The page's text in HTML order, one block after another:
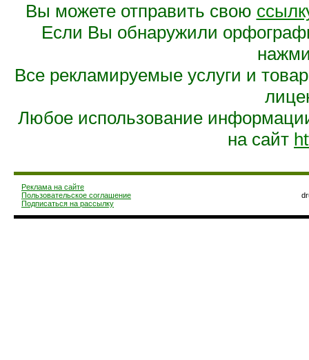
Вы можете отправить свою
Если Вы обнаружили
Все рекламируемые услуги и
Любое использование
на сайт
Реклама на сайте
Пользовательское соглашение
Подписаться на рассылку